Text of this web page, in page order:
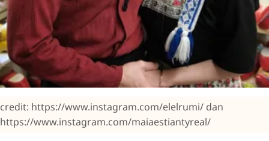
credit: https://www.instagram.com/elelrumi/ dan
https://www.instagram.com/maiaestiantyreal/